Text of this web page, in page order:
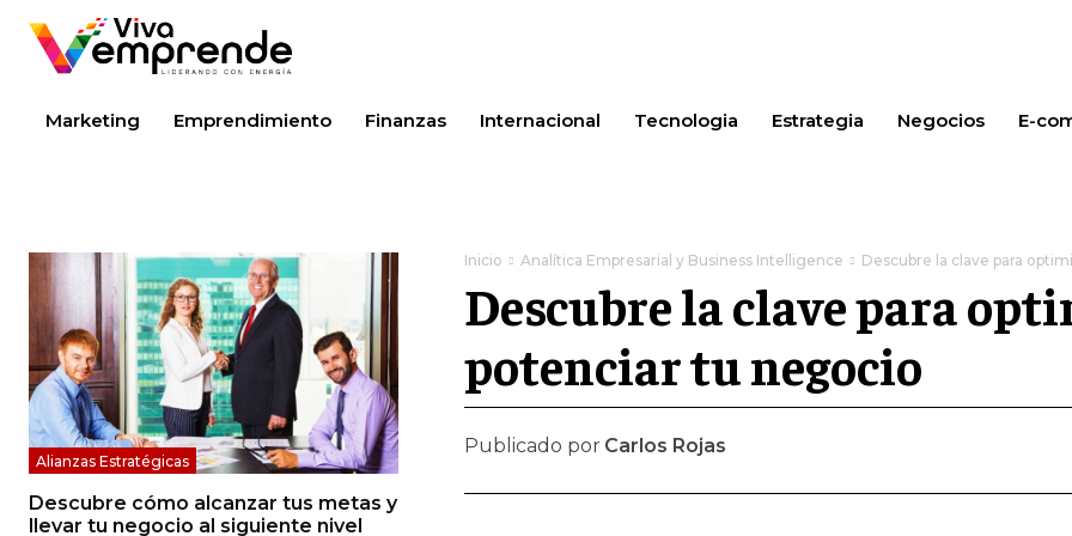
Marketing Emprendimiento Finanzas Internacional Tecnologia Estrategia Negocios E-
Alianzas Estratégicas
Descubre cómo alcanzar tus metas y
llevar tu negocio al siguiente nivel
Inicio Analítica Empresarial y Business Intelligence Descubre la clave para
Descubre la clave para
potenciar tu negocio
Publicado por Carlos Rojas